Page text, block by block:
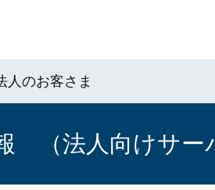
人のお客さま
（法人向けサー